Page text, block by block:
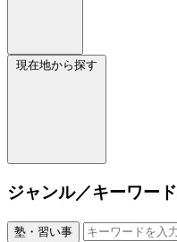
現在地から探す
ジャンル／キーワード
塾・習い事